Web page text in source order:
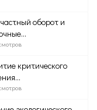
оборот и
критического